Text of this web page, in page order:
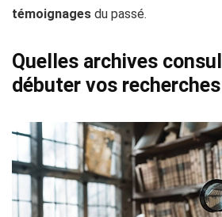
témoignages du passé.
Quelles archives
débuter vos